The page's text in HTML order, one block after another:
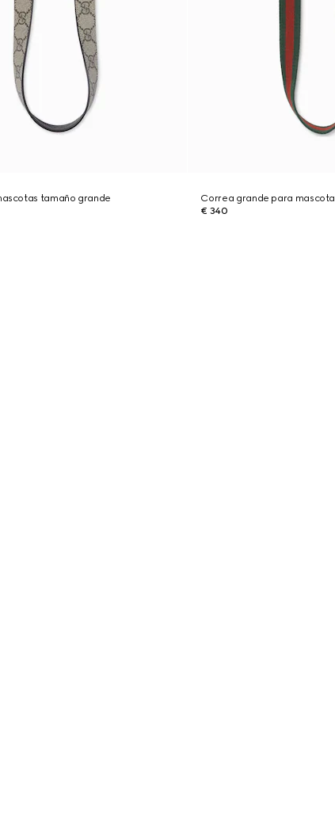
tamaño grande
Correa grande para mascota
€ 340